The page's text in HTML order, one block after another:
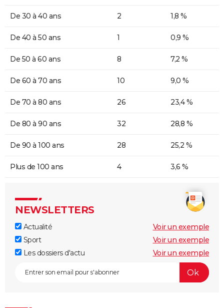
De 30 à 40 ans 2 1,8 %
De 40 à 50 ans 1 0,9 %
De 50 à 60 ans 8 7,2 %
De 60 à 70 ans 10 9,0 %
De 70 à 80 ans 26 23,4 %
De 80 à 90 ans 32 28,8 %
De 90 à 100 ans 28 25,2 %
Plus de 100 ans 4 3,6 %
NEWSLETTERS
Actualité
Voir un exemple
Sport
Voir un exemple
Les dossiers d'actu
Voir un exemple